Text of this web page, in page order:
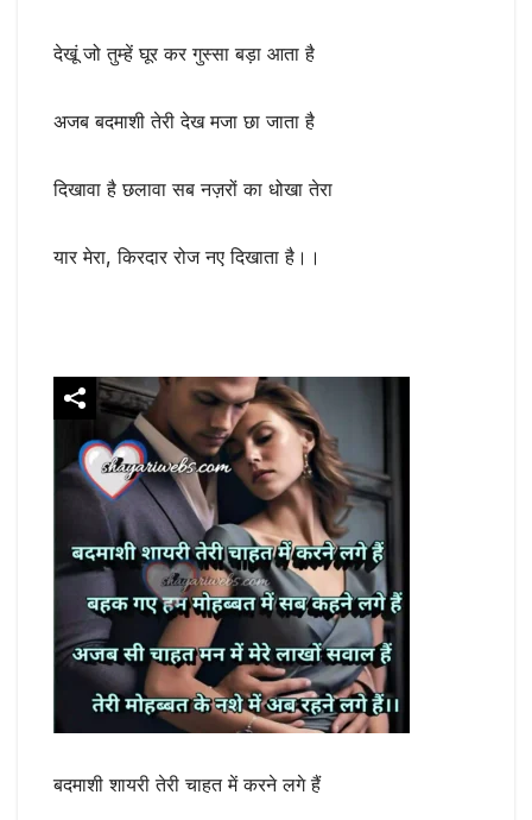
देखूं जो तुम्हें घूर कर गुस्सा बड़ा आता है
अजब बदमाशी तेरी देख मजा छा जाता है
दिखावा है छलावा सब नज़रों का धोखा तेरा
यार मेरा, किरदार रोज नए दिखाता है।।
बदमाशी शायरी तेरी चाहत में करने लगे हैं